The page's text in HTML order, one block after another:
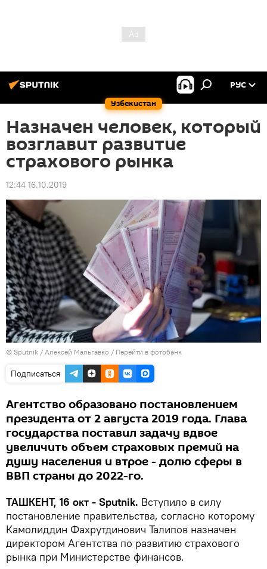
Узбекистан
РУС
Назначен человек, который
возглавит развитие
страхового рынка
12:44 16.10.2019
© Sputnik / Алексей Мальгавко / Перейти в фотобанк
Подписаться
Агентство образовано постановлением
президента от 2 августа 2019 года. Глава
государства поставил задачу вдвое
увеличить объем страховых премий на
душу населения и втрое - долю сферы в
ВВП страны до 2022-го.
ТАШКЕНТ, 16 окт - Sputnik. Вступило в силу
постановление правительства, согласно которому
Камолиддин Фахрутдинович Талипов назначен
директором Агентства по развитию страхового
рынка при Министерстве финансов.